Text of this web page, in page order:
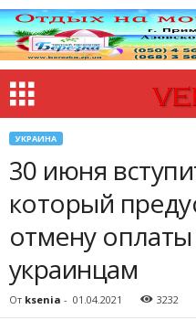
УКРАИНА
30 июня
который
отмену
украинцам
От ksenia - 01.04.2021 3232